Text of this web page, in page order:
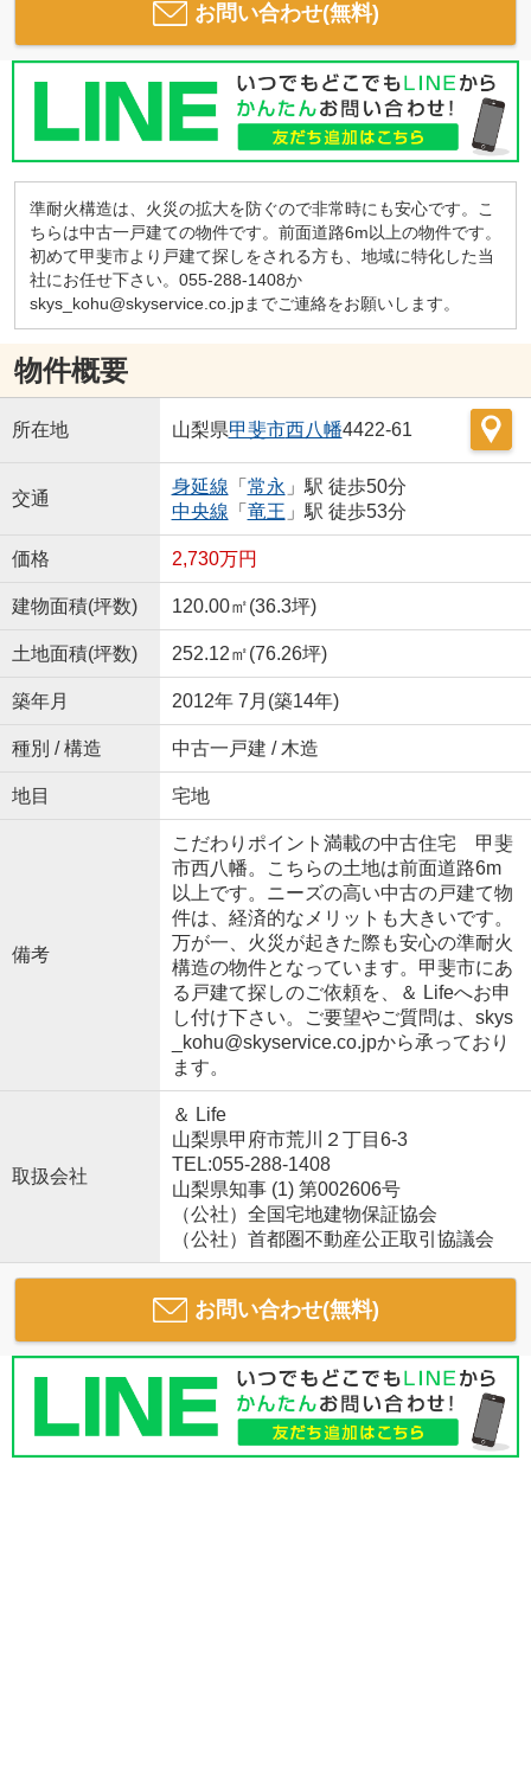
お問い合わせ(無料)
準耐火構造は、火災の拡大を防ぐので非常時にも安心です。こ
ちらは中古一戸建ての物件です。前面道路6m以上の物件です。
初めて甲斐市より戸建て探しをされる方も、地域に特化した当
社にお任せ下さい。055-288-1408か
skys_kohu@skyservice.co.jpまでご連絡をお願いします。
物件概要
所在地 山梨県甲斐市西八幡4422-61
交通
身延線 「 常永 」駅 徒歩50分
中央線 「 竜王 」駅 徒歩53分
価格 2,730万円
建物面積(坪数) 120.00㎡(36.3坪)
土地面積(坪数) 252.12㎡(76.26坪)
築年月 2012年 7月(築14年)
種別 / 構造 中古一戸建 / 木造
地目 宅地
備考
こだわりポイント満載の中古住宅 甲斐
市西八幡。こちらの土地は前面道路6m
以上です。ニーズの高い中古の戸建て物
件は、経済的なメリットも大きいです。
万が一、火災が起きた際も安心の準耐火
構造の物件となっています。甲斐市にあ
る戸建て探しのご依頼を、＆ Lifeへお申
し付け下さい。ご要望やご質問は、skys
_kohu@skyservice.co.jpから承っており
ます。
取扱会社
＆ Life
山梨県甲府市荒川２丁目6-3
TEL:055-288-1408
山梨県知事 (1) 第002606号
（公社）全国宅地建物保証協会
（公社）首都圏不動産公正取引協議会
お問い合わせ(無料)